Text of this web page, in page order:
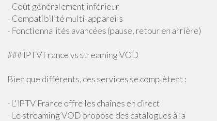
- Coût généralement inférieur
- Compatibilité multi-appareils
- Fonctionnalités avancées (pause, retour en arrière)
### IPTV France vs streaming VOD
Bien que différents, ces services se complètent :
- L'IPTV France offre les chaînes en direct
- Le streaming VOD propose des catalogues à la